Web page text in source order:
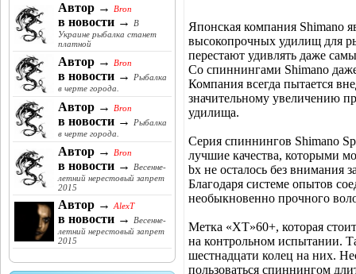
Автор → Bron
в новости →
В
Украине рыбалка станет
платной
Автор → Bron
в новости →
Рыбалка
в черте города.
Автор → Bron
в новости →
Рыбалка
в черте города.
Автор → Bron
в новости →
Весенне-
летний нерестовый запрет
2015
Автор → AlexT
в новости →
Весенне-
летний нерестовый запрет
2015
Японская компания Shimano
высокопрочных удилищ для
перестают удивлять даже
Со спиннингами Shimano
Компания всегда пытается
значительному увеличению
удилища.
Серия спиннингов Shimano
лучшие качества, которыми
bx не осталось без внимания
Благодаря системе опытов
необыкновенно прочного
Метка «XT»60+, которая
на контрольном испытании.
шестнадцати колец на них.
пользоваться спиннингом